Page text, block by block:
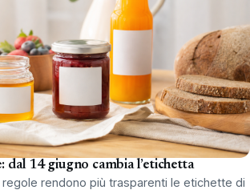
14 giugno cambia l’etichetta
regole rendono più trasparenti le etichette di